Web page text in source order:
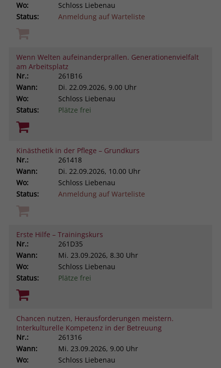
Wo:
Schloss Liebenau
Status:
Anmeldung auf Warteliste
Wenn Welten aufeinanderprallen. Generationenvielfalt
am Arbeitsplatz
Nr.:
261B16
Wann:
Di. 22.09.2026, 9.00 Uhr
Wo:
Schloss Liebenau
Status:
Plätze frei
Kinästhetik in der Pflege – Grundkurs
Nr.:
261418
Wann:
Di. 22.09.2026, 10.00 Uhr
Wo:
Schloss Liebenau
Status:
Anmeldung auf Warteliste
Erste Hilfe – Trainingskurs
Nr.:
261D35
Wann:
Mi. 23.09.2026, 8.30 Uhr
Wo:
Schloss Liebenau
Status:
Plätze frei
Chancen nutzen, Herausforderungen meistern.
Interkulturelle Kompetenz in der Betreuung
Nr.:
261316
Wann:
Mi. 23.09.2026, 9.00 Uhr
Wo:
Schloss Liebenau